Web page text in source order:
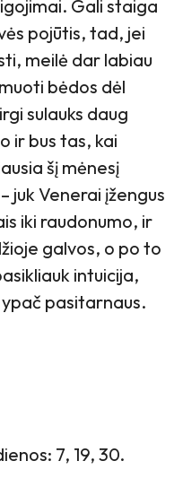
Gali staiga
pojūtis, tad, jei
meilė dar labiau
bėdos dėl
sulauks daug
ir bus tas, kai
šį mėnesį
juk Venerai įžengus
iki raudonumo, ir
galvos, o po to
intuicija,
pasitarnaus.
7, 19, 30.